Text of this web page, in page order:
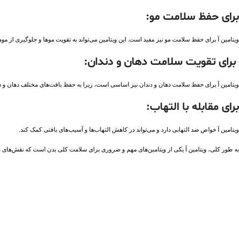
برای حفظ سلامت مو:
ویتامین آ برای حفظ سلامت مو نیز مفید است. این ویتامین می‌تواند به تقویت موها و جلوگیری
برای تقویت سلامت دهان و دندان:
ویتامین آ برای حفظ سلامت دهان و دندان نیز اساسی است، زیرا به حفظ بافت‌های مختلف دهان
برای مقابله با التهاب:
ویتامین آ خواص ضد التهابی دارد و می‌تواند در کاهش التهاب‌ها و آسیب‌های بافتی کمک کند.
به طور کلی، ویتامین آ یکی از ویتامین‌های مهم و ضروری برای سلامت کلی بدن است که نقش‌های